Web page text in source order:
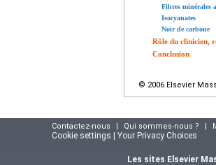
Fibres minérales
Isocyanates
Noir de carbone
Rôle du clinicien,
Conclusion
© 2006 Elsevier
Contactez-nous | Qui sommes-nous ? |
Cookie settings | Your Privacy Choices
Les sites Elsevier